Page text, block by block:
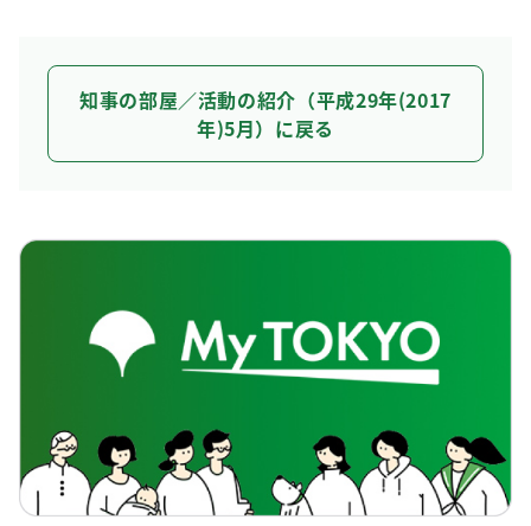
知事の部屋／活動の紹介（平成29年(2017
年)5月）に戻る